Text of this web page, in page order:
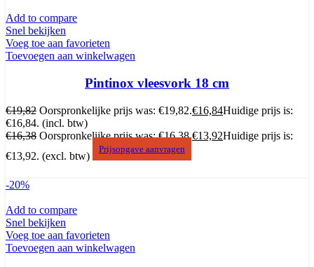
Add to compare
Snel bekijken
Voeg toe aan favorieten
Toevoegen aan winkelwagen
Pintinox vleesvork 18 cm
€19,82 Oorspronkelijke prijs was: €19,82.€16,84Huidige prijs is:
€16,84. (incl. btw)
€16,38 Oorspronkelijke prijs was: €16,38.€13,92Huidige prijs is:
€13,92. (excl. btw)
Prijsopgave aanvragen
-20%
Add to compare
Snel bekijken
Voeg toe aan favorieten
Toevoegen aan winkelwagen